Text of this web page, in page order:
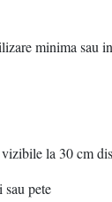
minima sau
la 30 cm
pete